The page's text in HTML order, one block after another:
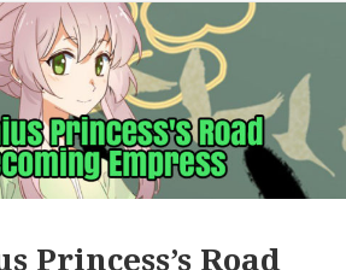
Princess’s Road